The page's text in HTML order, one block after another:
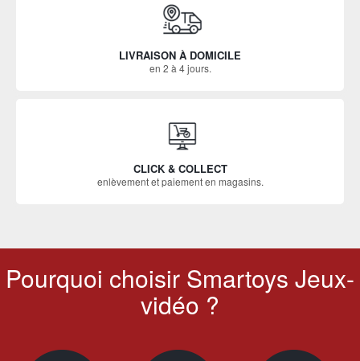
LIVRAISON À DOMICILE
en 2 à 4 jours.
CLICK & COLLECT
enlèvement et paiement en magasins.
Pourquoi choisir Smartoys Jeux-
vidéo ?